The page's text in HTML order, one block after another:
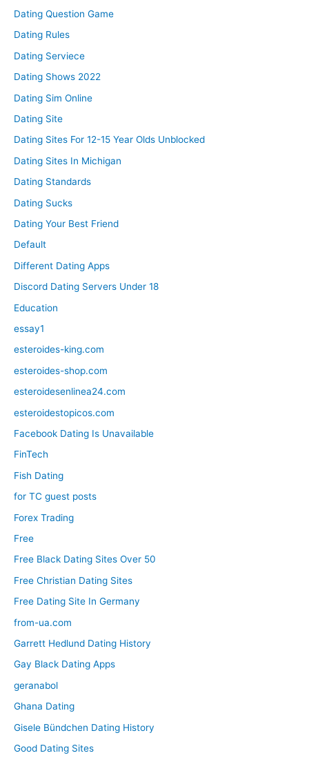
Dating Question Game
Dating Rules
Dating Serviece
Dating Shows 2022
Dating Sim Online
Dating Site
Dating Sites For 12-15 Year Olds Unblocked
Dating Sites In Michigan
Dating Standards
Dating Sucks
Dating Your Best Friend
Default
Different Dating Apps
Discord Dating Servers Under 18
Education
essay1
esteroides-king.com
esteroides-shop.com
esteroidesenlinea24.com
esteroidestopicos.com
Facebook Dating Is Unavailable
FinTech
Fish Dating
for TC guest posts
Forex Trading
Free
Free Black Dating Sites Over 50
Free Christian Dating Sites
Free Dating Site In Germany
from-ua.com
Garrett Hedlund Dating History
Gay Black Dating Apps
geranabol
Ghana Dating
Gisele Bündchen Dating History
Good Dating Sites